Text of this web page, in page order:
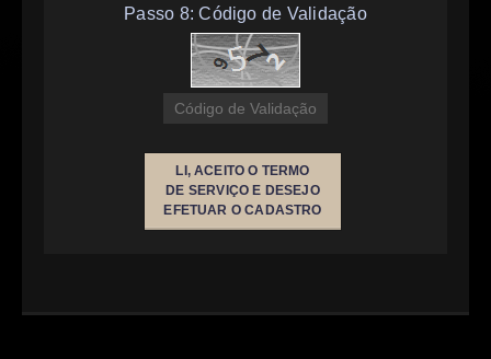
Passo 8: Código de Validação
LI, ACEITO O TERMO
DE SERVIÇO E DESEJO
EFETUAR O CADASTRO